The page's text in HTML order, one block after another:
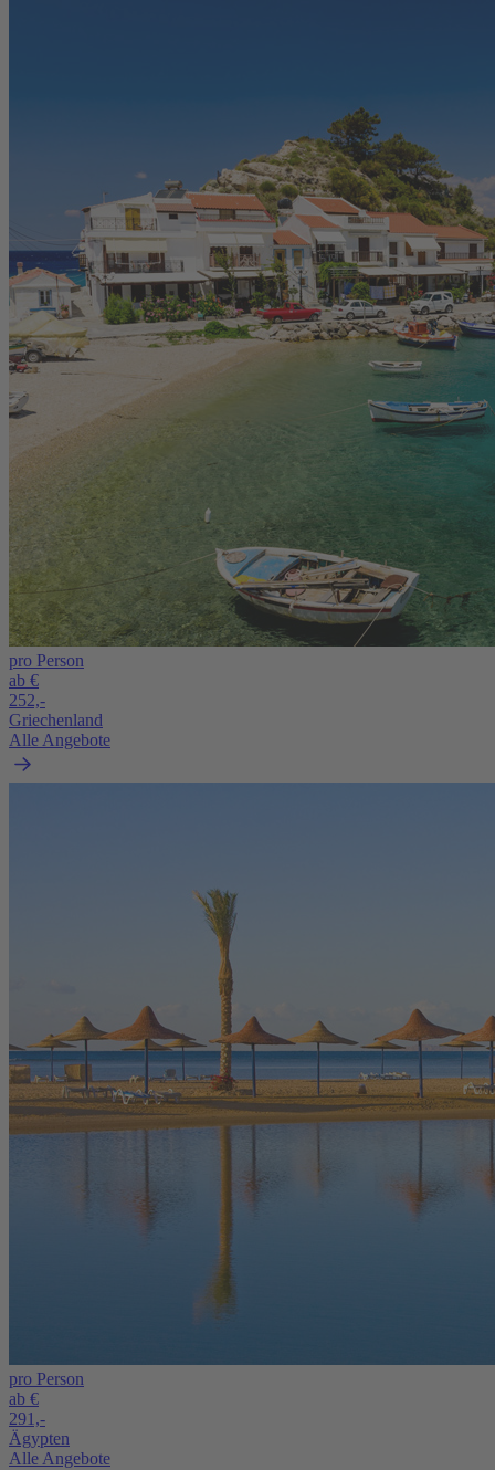
pro Person
ab €
252,-
Griechenland
Alle Angebote
pro Person
ab €
291,-
Ägypten
Alle Angebote